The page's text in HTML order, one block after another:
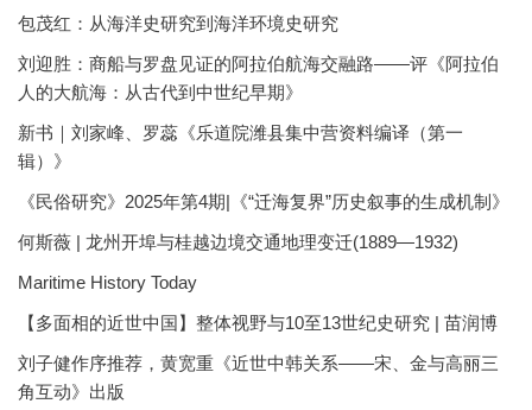
包茂红：从海洋史研究到海洋环境史研究
刘迎胜：商船与罗盘见证的阿拉伯航海交融路——评《阿拉伯
人的大航海：从古代到中世纪早期》
新书｜刘家峰、罗蕊《乐道院潍县集中营资料编译（第一
辑）》
《民俗研究》2025年第4期|《“迁海复界”历史叙事的生成机制》
何斯薇 | 龙州开埠与桂越边境交通地理变迁(1889—1932)
Maritime History Today
【多面相的近世中国】整体视野与10至13世纪史研究 | 苗润博
刘子健作序推荐，黄宽重《近世中韩关系——宋、金与高丽三
角互动》出版